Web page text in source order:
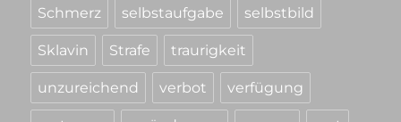
Schmerz selbstaufgabe selbstbild
Sklavin Strafe traurigkeit
unzureichend verbot verfügung